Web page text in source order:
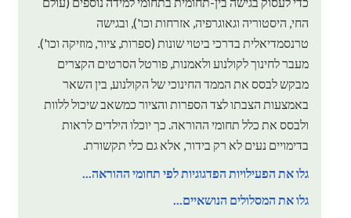
החי, היסטוריה וגאוגרפיה, אזרחות וכו'), ובגישה
טרנסמדיאלית בדרכי ביטוי שונות (ספרות, ציור, מוזיקה וכו').
מעבר לחינוך לקולנוע ולאמנות, פורטל הסרטים הקצרים
מבקש לבסס את הממד החינוכי של הקולנוע, בין השאר
באמצעות הצבתו לצד הספרות והציור כמשאב שיכול ללוות
ולבסס את כלל תחומי ההוראה. כך יוכלו הילדים לראות
בדימויים נעים לא רק בידור, אלא גם כלי תקשורת.
גלו את הפעילויות הפדגוגיות לפי תחומי ההוראה...
גלו את המסלולים הנושאיים...